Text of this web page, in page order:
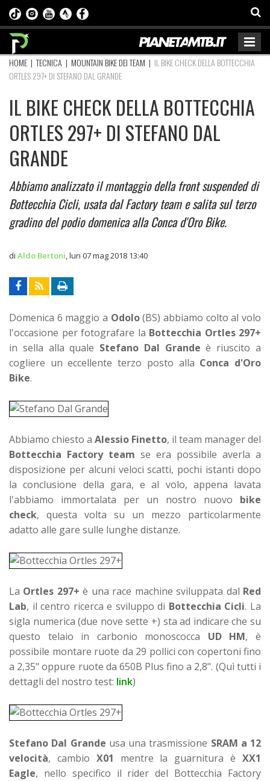
HOME |TECNICA | MOUNTAIN BIKE DEI TEAM | IL BIKE CHECK DELLA BOTTECCHIA
ORTLES 297+ DI STEFANO DAL GRANDE
IL BIKE CHECK DELLA BOTTECCHIA
ORTLES 297+ DI STEFANO DAL
GRANDE
Abbiamo analizzato il montaggio della front suspended di
Bottecchia Cicli, usata dal Factory team e salita sul terzo
gradino del podio domenica alla Conca d'Oro Bike.
di Aldo Bertoni lun 07 mag 2018 13:40
Domenica 6 maggio a Odolo(BS) abbiamo colto al volo
l'occasione per fotografare la Bottecchia Ortles 297+
in sella alla quale Stefano Dal Grande è riuscito a
cogliere un eccellente terzo posto alla Conca d'Oro
Bike.
Abbiamo chiesto a Alessio Finetto, il team manager del
Bottecchia Factory team se era possibile averla a
disposizione per alcuni veloci scatti, pochi istanti dopo
la conclusione della gara, e al volo, appena lavata
l'abbiamo immortalata per un nostro nuovo bike
check, questa volta su un mezzo particolarmente
adatto alle gare sulle lunghe distanze.
La Ortles 297+ è una race machine sviluppata dal Red
Lab, il centro ricerca e sviluppo di Bottecchia Cicli. La
sigla numerica (due nove sette +) sta ad indicare che su
questo telaio in carbonio monoscocca UD HM, è
possibile montare ruote da 29 pollici con copertoni fino
a 2,35" oppure ruote da 650B Plus fino a 2,8". (Quì tutti i
dettagli del nostro test: link)
Stefano Dal Grande usa una trasmissione SRAM a 12
velocità, cambio X01 mentre la guarnitura èXX1
Eagle, nello specifico il rider del Bottecchia Factory